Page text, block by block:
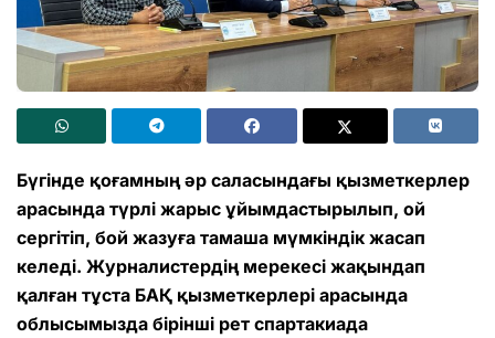
Бүгінде қоғамның әр саласындағы қызметкерлер
арасында түрлі жарыс ұйымдастырылып, ой
сергітіп, бой жазуға тамаша мүмкіндік жасап
келеді. Журналистердің мерекесі жақындап
қалған тұста БАҚ қызметкерлері арасында
облысымызда бірінші рет спартакиада